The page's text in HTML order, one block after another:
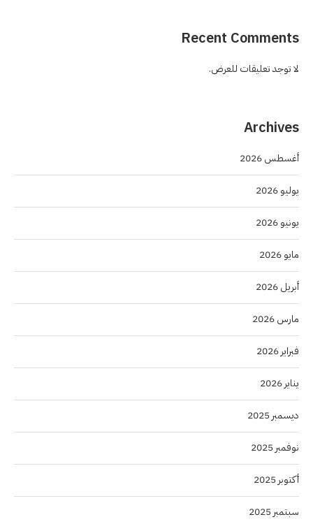
Recent Comments
لا توجد تعليقات للعرض.
Archives
أغسطس 2026
يوليو 2026
يونيو 2026
مايو 2026
أبريل 2026
مارس 2026
فبراير 2026
يناير 2026
ديسمبر 2025
نوفمبر 2025
أكتوبر 2025
سبتمبر 2025